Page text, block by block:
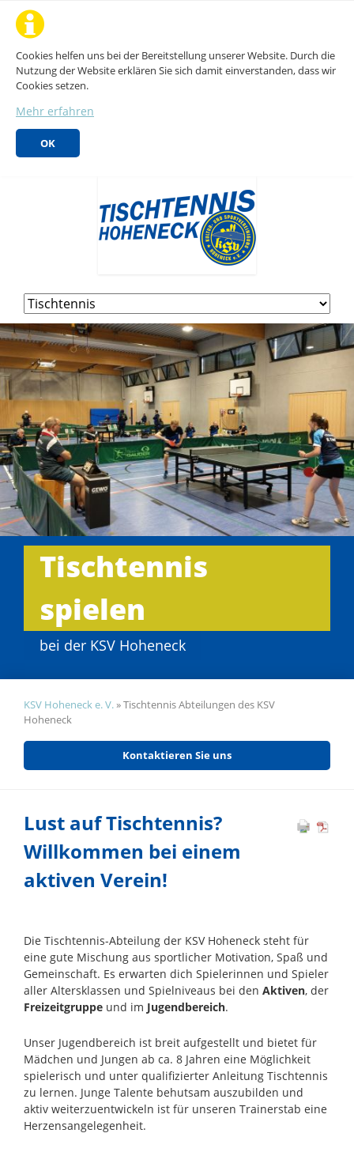
Cookies helfen uns bei der Bereitstellung unserer Website. Durch die
Nutzung der Website erklären Sie sich damit einverstanden, dass wir
Cookies setzen.
Mehr erfahren
OK
Navigation
überspringen
Tischtennis
spielen
bei der KSV Hoheneck
KSV Hoheneck e. V.»Tischtennis Abteilungen des KSV
Hoheneck
Kontaktieren Sie uns
Lust auf Tischtennis?
Willkommen bei einem
aktiven Verein!
Die Tischtennis-Abteilung der KSV Hoheneck steht für
eine gute Mischung aus sportlicher Motivation, Spaß und
Gemeinschaft. Es erwarten dich Spielerinnen und Spieler
aller Altersklassen und Spielniveaus bei den Aktiven, der
Freizeitgruppeund im Jugendbereich.
Unser Jugendbereich ist breit aufgestellt und bietet für
Mädchen und Jungen ab ca. 8 Jahren eine Möglichkeit
spielerisch und unter qualifizierter Anleitung Tischtennis
zu lernen. Junge Talente behutsam auszubilden und
aktiv weiterzuentwickeln ist für unseren Trainerstab eine
Herzensangelegenheit.